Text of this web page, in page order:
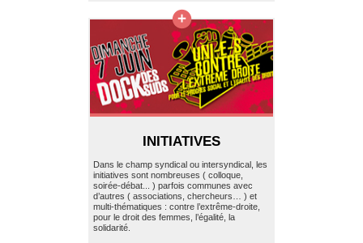
INITIATIVES
Dans le champ syndical ou intersyndical, les
initiatives sont nombreuses ( colloque,
soirée-débat... ) parfois communes avec
d’autres ( associations, chercheurs… ) et
multi-thématiques : contre l’extrême-droite,
pour le droit des femmes, l’égalité, la
solidarité.